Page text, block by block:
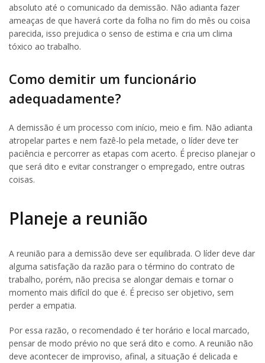
absoluto até o comunicado da demissão. Não adianta fazer
ameaças de que haverá corte da folha no fim do mês ou coisa
parecida, isso prejudica o senso de estima e cria um clima
tóxico ao trabalho.
Como demitir um funcionário
adequadamente?
A demissão é um processo com início, meio e fim. Não adianta
atropelar partes e nem fazê-lo pela metade, o líder deve ter
paciência e percorrer as etapas com acerto. É preciso planejar o
que será dito e evitar constranger o empregado, entre outras
coisas.
Planeje a reunião
A reunião para a demissão deve ser equilibrada. O líder deve dar
alguma satisfação da razão para o término do contrato de
trabalho, porém, não precisa se alongar demais e tornar o
momento mais difícil do que é. É preciso ser objetivo, sem
perder a empatia.
Por essa razão, o recomendado é ter horário e local marcado,
pensar de modo prévio no que será dito e como. A reunião não
deve acontecer de improviso, afinal, a situação é delicada e